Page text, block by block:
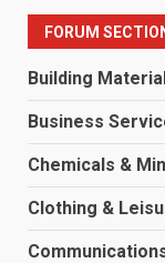
FORUM
Building
Business
Chemicals &
Clothing &